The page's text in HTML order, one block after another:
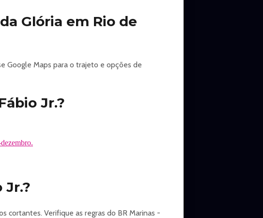
Glória em Rio de
Google Maps para o trajeto e opções de
Jr.?
Jr.?
cortantes. Verifique as regras do BR Marinas -